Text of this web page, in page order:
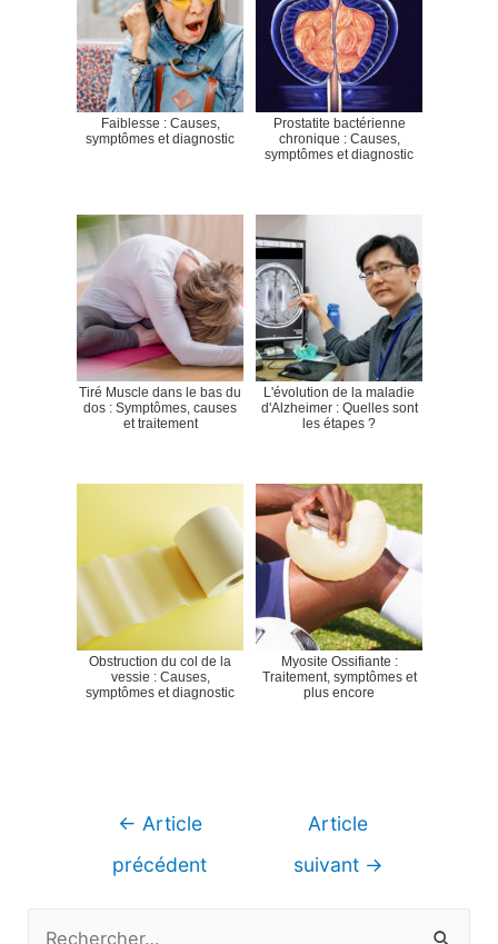
Faiblesse : Causes,
symptômes et diagnostic
Prostatite bactérienne
chronique : Causes,
symptômes et diagnostic
Tiré Muscle dans le bas du
dos : Symptômes, causes
et traitement
L'évolution de la maladie
d'Alzheimer : Quelles sont
les étapes ?
Obstruction du col de la
vessie : Causes,
symptômes et diagnostic
Myosite Ossifiante :
Traitement, symptômes et
plus encore
Navigation
← Article
précédent
Article
suivant →